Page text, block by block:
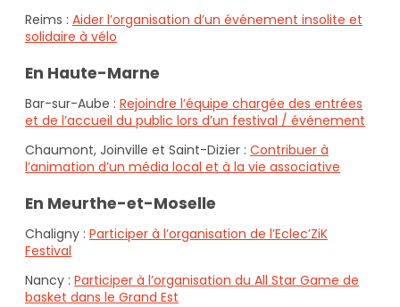
Reims : Aider l’organisation d’un événement insolite et
solidaire à vélo
En Haute-Marne
Bar-sur-Aube : Rejoindre l’équipe chargée des entrées
et de l’accueil du public lors d’un festival / événement
Chaumont, Joinville et Saint-Dizier : Contribuer à
l’animation d’un média local et à la vie associative
En Meurthe-et-Moselle
Chaligny : Participer à l’organisation de l’Eclec’ZiK
Festival
Nancy : Participer à l’organisation du All Star Game de
basket dans le Grand Est